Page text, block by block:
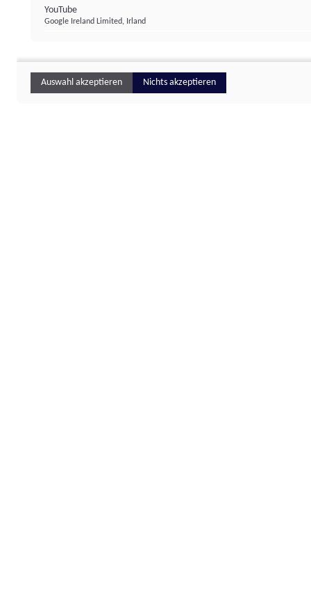
YouTube
Google Ireland Limited, Irland
Auswahl akzeptieren Nichts akzeptieren